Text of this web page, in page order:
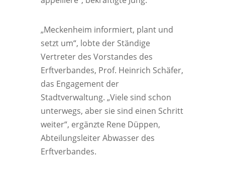
„Meckenheim informiert, plant und
setzt um“, lobte der Ständige
Vertreter des Vorstandes des
Erftverbandes, Prof. Heinrich Schäfer,
das Engagement der
Stadtverwaltung. „Viele sind schon
unterwegs, aber sie sind einen Schritt
weiter“, ergänzte Rene Düppen,
Abteilungsleiter Abwasser des
Erftverbandes.